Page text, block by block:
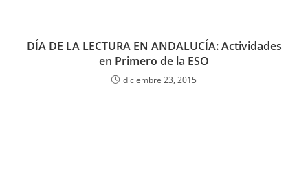
DÍA DE LA LECTURA EN ANDALUCÍA: Actividades
en Primero de la ESO
diciembre 23, 2015